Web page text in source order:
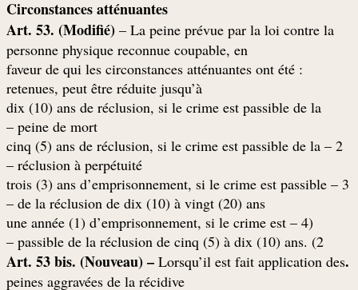
Circonstances atténuantes
Art. 53. (Modifié) – La peine prévue par la loi contre la
personne physique reconnue coupable, en
: faveur de qui les circonstances atténuantes ont été
retenues, peut être réduite jusqu’à
dix (10) ans de réclusion, si le crime est passible de la
peine de mort –
2 – cinq (5) ans de réclusion, si le crime est passible de la
réclusion à perpétuité –
3 – trois (3) ans d’emprisonnement, si le crime est passible
de la réclusion de dix (10) à vingt (20) ans –
(4 – une année (1) d’emprisonnement, si le crime est
passible de la réclusion de cinq (5) à dix (10) ans. (2 –
.Art. 53 bis. (Nouveau) –
Lorsqu’il est fait application des
peines aggravées de la récidive